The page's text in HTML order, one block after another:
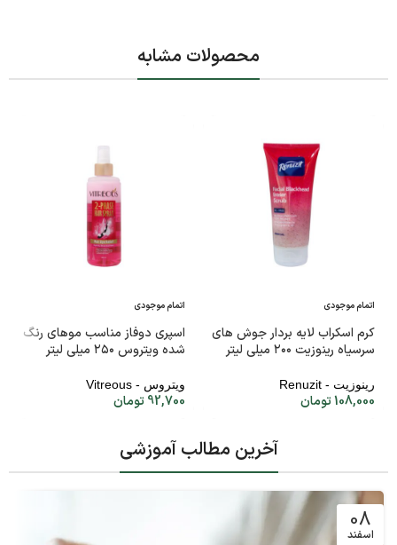
محصولات مشابه
اتمام موجودی
کرم اسکراب لایه بردار جوش های
سرسیاه رینوزیت ۲۰۰ میلی لیتر
رینوزیت - Renuzit
108,000تومان
اتمام موجودی
اسپری دوفاز مناسب موهای رنگ
شده ویتروس ۲۵۰ میلی لیتر
ویتروس - Vitreous
92,700تومان
آخرین مطالب آموزشی
08
اسفند